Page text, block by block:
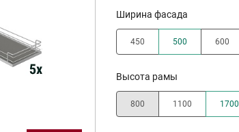
Ширина фасада
450 500 600
Высота рамы
800 1100 1700